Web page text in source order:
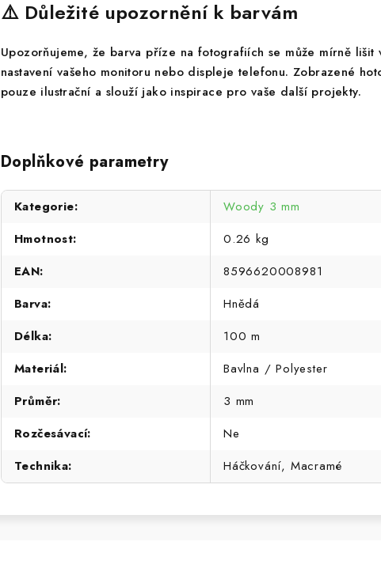
⚠️ Důležité upozornění k barvám
Upozorňujeme, že barva příze na fotografiích se může mírně lišit
nastavení vašeho monitoru nebo displeje telefonu. Zobrazené
pouze ilustrační a slouží jako inspirace pro vaše další projekty.
Doplňkové parametry
Kategorie:
Woody 3 mm
Hmotnost:
0.26 kg
EAN:
8596620008981
Barva:
Hnědá
Délka:
100 m
Materiál:
Bavlna / Polyester
Průměr:
3 mm
Rozčesávací:
Ne
Technika: Háčkování, Macramé